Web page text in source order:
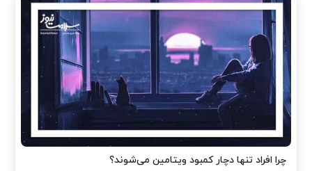
چرا افراد تنها دچار کمبود ویتامین می‌شوند؟